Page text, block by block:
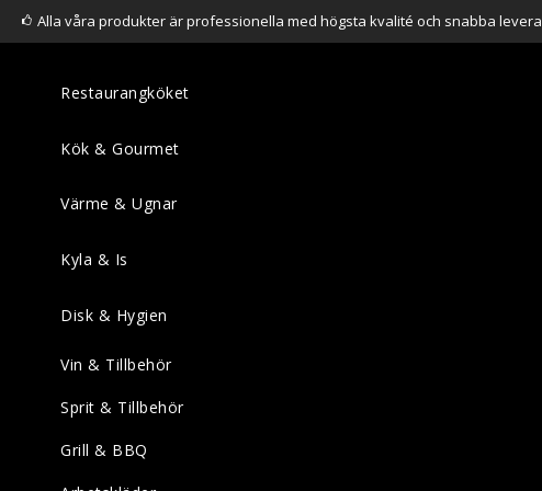
Alla våra produkter är professionella med högsta kvalité och snabba
Restaurangköket
Kök & Gourmet
Värme & Ugnar
Kyla & Is
Disk & Hygien
Vin & Tillbehör
Sprit & Tillbehör
Grill & BBQ